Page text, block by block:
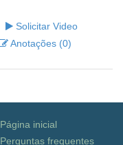
Solicitar Video
Anotações (0)
Página inicial
Perguntas frequentes